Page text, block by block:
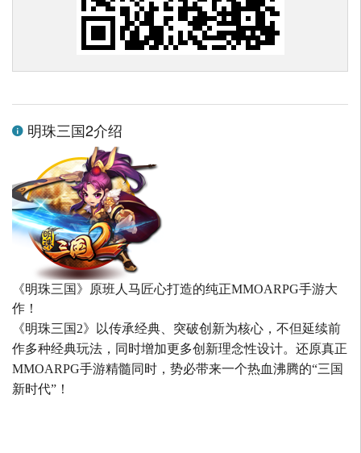
明珠三国2介绍
《明珠三国》原班人马匠心打造的纯正MMOARPG手游大
作！
《明珠三国2》以传承经典、突破创新为核心，不但延续前
作多种经典玩法，同时增加更多创新理念性设计。还原真正
MMOARPG手游精髓同时，势必带来一个热血沸腾的“三国
新时代”！